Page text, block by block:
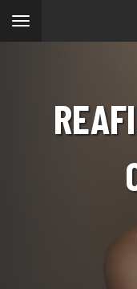
Toggle
navigation